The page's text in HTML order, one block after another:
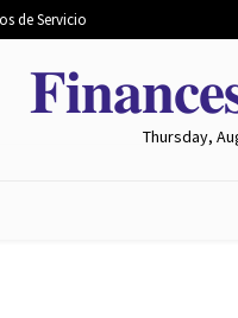
de Servicio
Thursday,